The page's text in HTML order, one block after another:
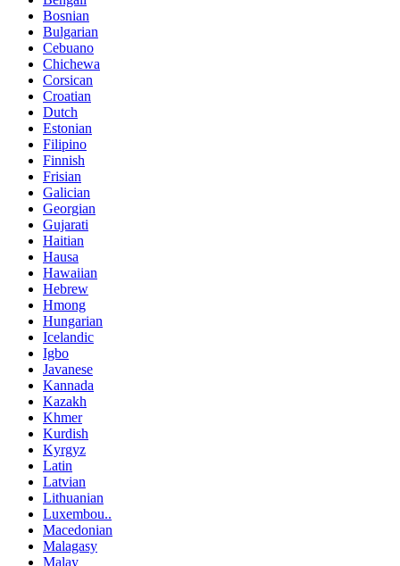
Bosnian
Bulgarian
Cebuano
Chichewa
Corsican
Croatian
Dutch
Estonian
Filipino
Finnish
Frisian
Galician
Georgian
Gujarati
Haitian
Hausa
Hawaiian
Hebrew
Hmong
Hungarian
Icelandic
Igbo
Javanese
Kannada
Kazakh
Khmer
Kurdish
Kyrgyz
Latin
Latvian
Lithuanian
Luxembou..
Macedonian
Malagasy
Malay